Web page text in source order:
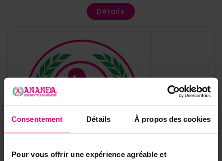
Consentement Détails À propos des cookies
Pour vous offrir une expérience agréable et
Détails